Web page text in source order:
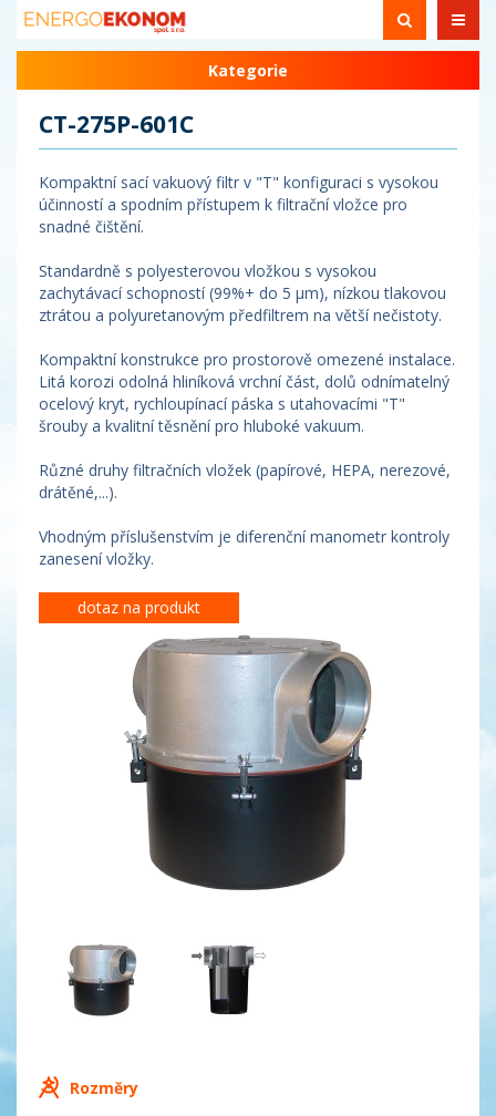
Kategorie
CT-275P-601C
Kompaktní sací vakuový filtr v "T" konfiguraci s vysokou
účinností a spodním přístupem k filtrační vložce pro
snadné čištění.
Standardně s polyesterovou vložkou s vysokou
zachytávací schopností (99%+ do 5 µm), nízkou tlakovou
ztrátou a polyuretanovým předfiltrem na větší nečistoty.
Kompaktní konstrukce pro prostorově omezené instalace.
Litá korozi odolná hliníková vrchní část, dolů odnímatelný
ocelový kryt, rychloupínací páska s utahovacími "T"
šrouby a kvalitní těsnění pro hluboké vakuum.
Různé druhy filtračních vložek (papírové, HEPA, nerezové,
drátěné,...).
Vhodným příslušenstvím je diferenční manometr kontroly
zanesení vložky.
dotaz na produkt
Rozměry